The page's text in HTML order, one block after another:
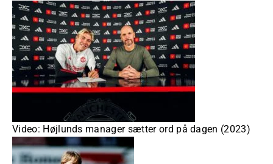
Video: Højlunds manager sætter ord på dagen (2023)